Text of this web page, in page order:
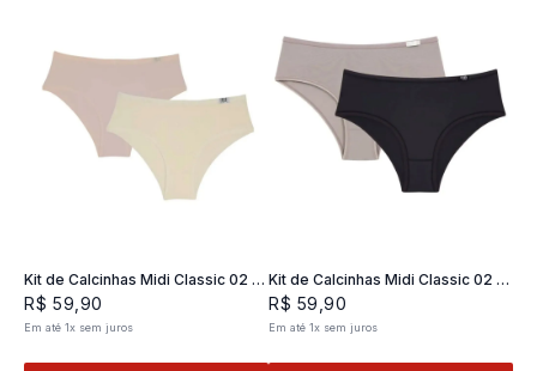
Kit de Calcinhas Midi Classic 02 -
2 und
R$ 59 90
Em até1x sem juros
Kit de Calcinhas Midi Classic 02 -
2 und
R$ 59 ,90
Em até 1x sem juros